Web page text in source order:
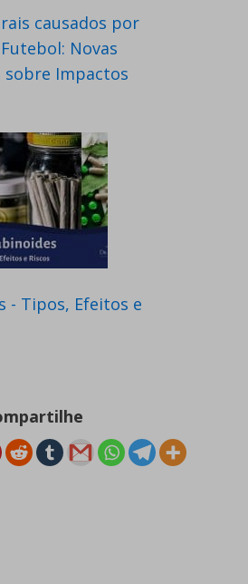
causados por
Novas
sobre Impactos
- Tipos, Efeitos e